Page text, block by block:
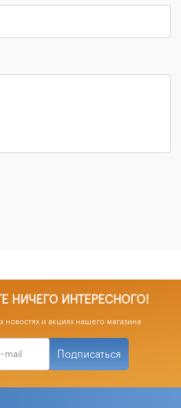
НИЧЕГО ИНТЕРЕСНОГО!
новостях и акциях нашего магазина
Подписаться